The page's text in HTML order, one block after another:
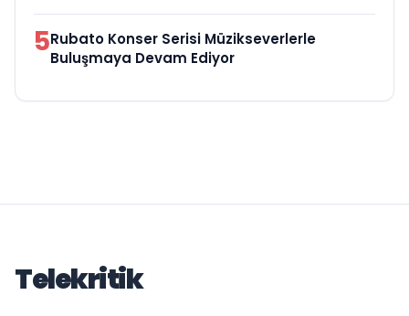
5Rubato Konser Serisi Müzikseverlerle
Buluşmaya Devam Ediyor
Telekritik